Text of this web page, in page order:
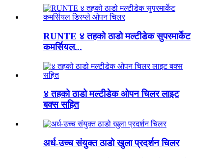
RUNTE ४ तहको ठाडो मल्टीडेक सुपरमार्केट
कमर्सियल...
४ तहको ठाडो मल्टीडेक ओपन चिलर लाइट
बक्स सहित
अर्ध-उच्च संयुक्त ठाडो खुला प्रदर्शन चिलर